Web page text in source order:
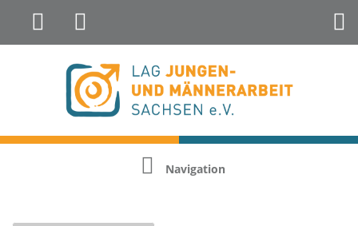
Geschlechterreflexion
Navigation